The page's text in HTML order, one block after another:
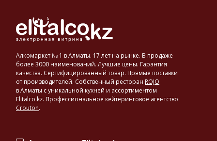
Канаде,
известен
также
японский
виски.
нас
найдете
огромный
Алкомаркет № 1 в Алматы. 17 лет на рынке. В продаже
более 3000 наименований. Лучшие цены. Гарантия
качества. Сертифицированный товар. Прямые поставки
от производителей. Собственный ресторан ROJO
в Алматы с уникальной кухней и ассортиментом
Elitalco.kz. Профессиональное кейтеринговое агентство
Crouton.